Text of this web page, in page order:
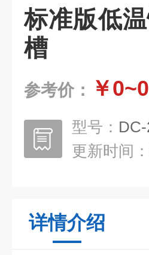
标准版低
槽
参考价： ￥0~0
型号：
更新时间：
详情介绍